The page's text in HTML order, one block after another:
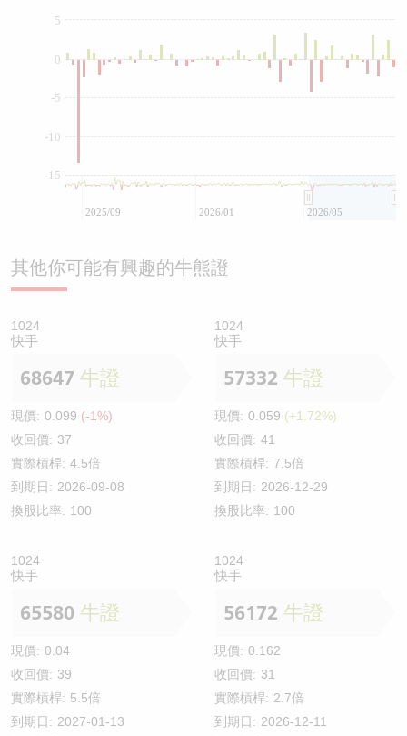
0
-15
-10
-5
5
2025/09 2026/01 2026/05
其他你可能有興趣的牛熊證
1024
快手
68647 牛證
現價: 0.099 (-1%)
收回價: 37
實際槓桿: 4.5倍
到期日: 2026-09-08
換股比率: 100
1024
快手
57332 牛證
現價: 0.059 (+1.72%)
收回價: 41
實際槓桿: 7.5倍
到期日: 2026-12-29
換股比率: 100
1024
快手
65580 牛證
現價: 0.04
收回價: 39
實際槓桿: 5.5倍
到期日: 2027-01-13
1024
快手
56172 牛證
現價: 0.162
收回價: 31
實際槓桿: 2.7倍
到期日: 2026-12-11